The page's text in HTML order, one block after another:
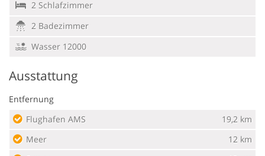
2 Schlafzimmer
2 Badezimmer
Wasser 12000
Ausstattung
Entfernung
Flughafen AMS
19,2 km
Meer
12 km